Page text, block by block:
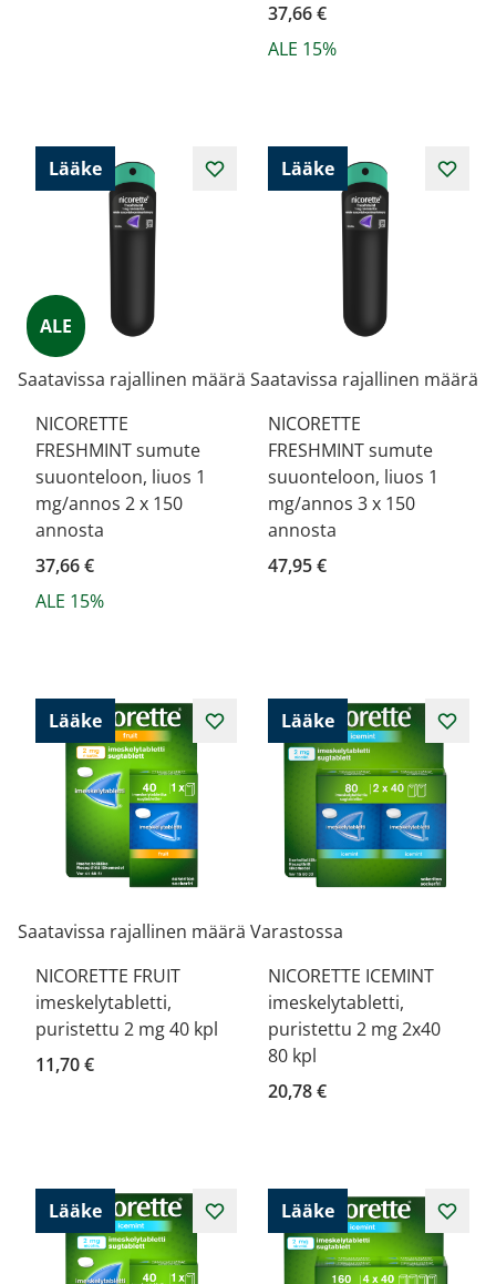
37,66 €
ALE 15%
Lääke
ALE
Saatavissa rajallinen määrä
NICORETTE
FRESHMINT sumute
suuonteloon, liuos 1
mg/annos 2 x 150
annosta
37,66 €
ALE 15%
Lääke
Saatavissa rajallinen määrä
NICORETTE
FRESHMINT sumute
suuonteloon, liuos 1
mg/annos 3 x 150
annosta
47,95 €
Lääke
Saatavissa rajallinen määrä
NICORETTE FRUIT
imeskelytabletti,
puristettu 2 mg 40 kpl
11,70 €
Lääke
Varastossa
NICORETTE ICEMINT
imeskelytabletti,
puristettu 2 mg 2x40
80 kpl
20,78 €
Lääke Lääke